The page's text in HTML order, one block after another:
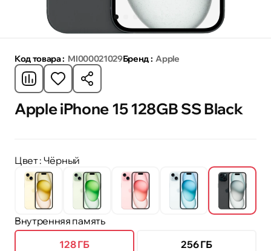
Код товара : MI000021029Бренд : Apple
Apple iPhone 15 128GB SS Black
Цвет: Чёрный
Внутренняя память
128 ГБ
256 ГБ